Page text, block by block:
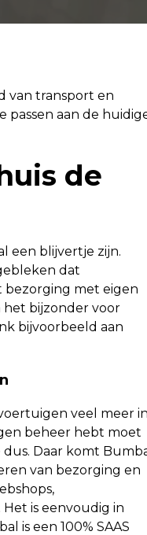
van transport en
passen aan de
de
een blijvertje zijn.
dat
bezorging met eigen
het bijzonder voor
bijvoorbeeld aan
veel meer
beheer hebt moet
Daar komt
van bezorging en
is eenvoudig in
is een 100% SAAS